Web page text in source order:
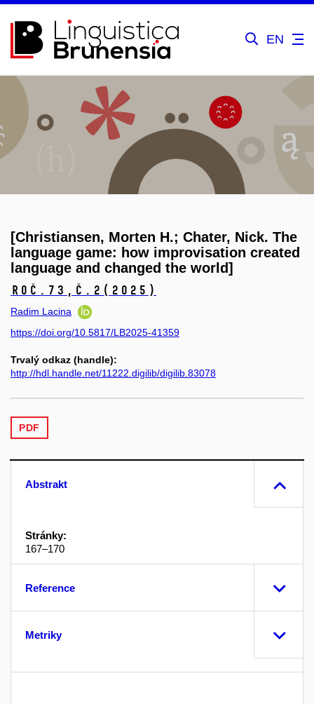
EN
[Christiansen, Morten H.; Chater, Nick. The
language game: how improvisation created
language and changed the world]
Roč.73, č.2 (2025)
Radim Lacina
https://doi.org/10.5817/LB2025-41359
Trvalý odkaz (handle):
http://hdl.handle.net/11222.digilib/digilib.83078
PDF
Abstrakt
Stránky:
167–170
Reference
Metriky